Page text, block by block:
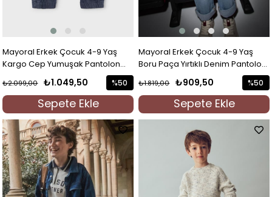
Mayoral Erkek Çocuk 4-9 Yaş
Kargo Cep Yumuşak Pantolon
₺1.049,50
₺2.099,00
Sepete Ekle
%50
İndirim
%50İndirim
Mayoral Erkek Çocuk 4-9 Yaş
Boru Paça Yırtıklı Denim Pantolon
₺909,50
₺1.819,00
Sepete Ekle
%50
İndirim